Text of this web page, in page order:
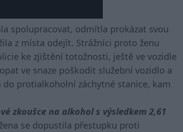
spolupracovat, odmítla prokázat svou
z místa odejít. Strážníci proto ženu
ke zjištění totožnosti, ještě ve vozidle
ve snaze poškodit služební vozidlo a
protialkoholní záchytné stanice, kam
zkoušce na alkohol s výsledkem 2,61
se dopustila přestupku proti